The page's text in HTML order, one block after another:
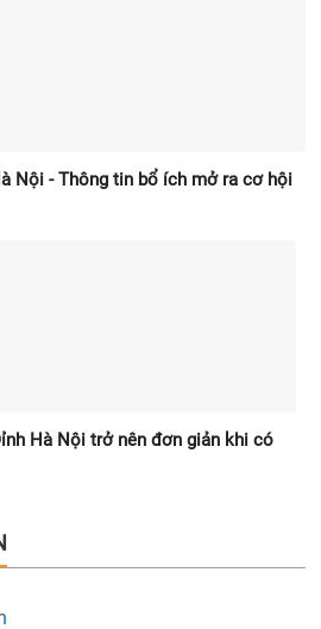
Nội - Thông tin bổ ích mở ra cơ hội
Hà Nội trở nên đơn giản khi có